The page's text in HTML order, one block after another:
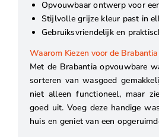
Opvouwbaar ontwerp voor
Stijlvolle grijze kleur past in
Gebruiksvriendelijk en
Waarom Kiezen voor de
Met de Brabantia opvouwbare
sorteren van wasgoed
niet alleen functioneel, maar
goed uit. Voeg deze handige
huis en geniet van een